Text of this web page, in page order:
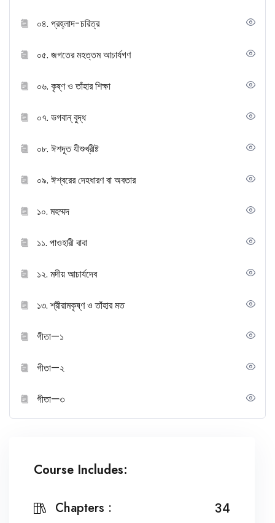
০৪. প্রহ্লাদ-চরিত্র
০৫. জগতের মহত্তম আচার্যগণ
০৬. কৃষ্ণ ও তাঁহার শিক্ষা
০৭. ভগবান্ বুদ্ধ
০৮. ঈশদূত যীশুখ্রীষ্ট
০৯. ঈশ্বরের দেহধারণ বা অবতার
১০. মহম্মদ
১১. পাওহারী বাবা
১২. মদীয় আচার্যদেব
১৩. শ্রীরামকৃষ্ণ ও তাঁহার মত
গীতা—১
গীতা—২
গীতা—৩
Course Includes:
Chapters : 34